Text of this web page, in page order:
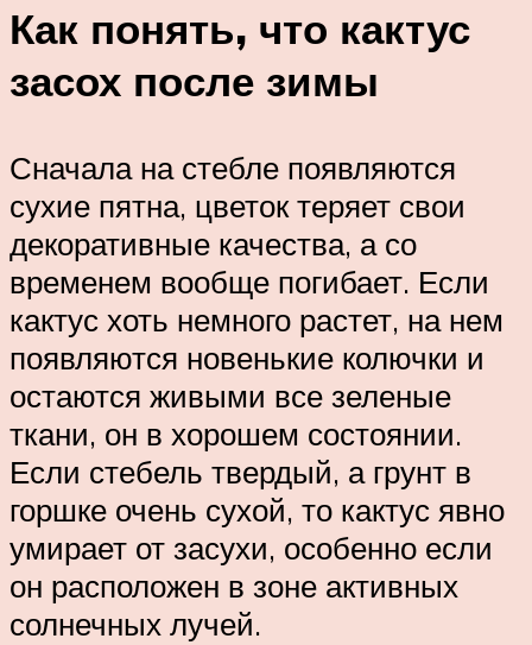
Как понять, что кактус
засох после зимы
Сначала на стебле появляются
сухие пятна, цветок теряет свои
декоративные качества, а со
временем вообще погибает. Если
кактус хоть немного растет, на нем
появляются новенькие колючки и
остаются живыми все зеленые
ткани, он в хорошем состоянии.
Если стебель твердый, а грунт в
горшке очень сухой, то кактус явно
умирает от засухи, особенно если
он расположен в зоне активных
солнечных лучей.